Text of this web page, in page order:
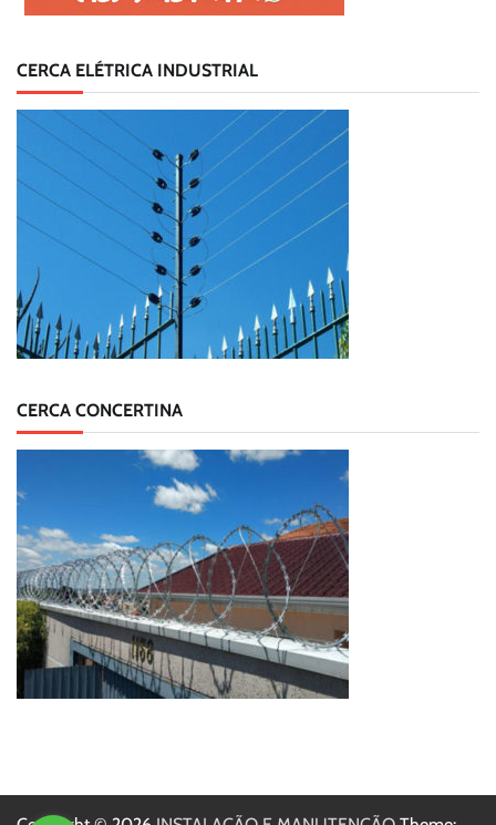
CERCA ELÉTRICA INDUSTRIAL
CERCA CONCERTINA